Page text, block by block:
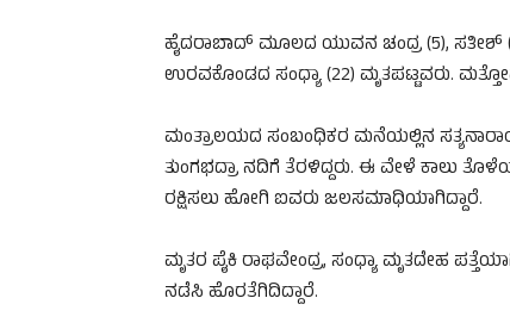
ಹೈದರಾಬಾದ್‌ ಮೂಲದ ಯುವನ ಚಂದ್ರ (5), ಸತೀಶ್
ಉರವಕೊಂಡದ ಸಂಧ್ಯಾ (22) ಮೃತಪಟ್ಟವರು.
ಮಂತ್ರಾಲಯದ ಸಂಬಂಧಿಕರ ಮನೆಯಲ್ಲಿನ
ತುಂಗಭದ್ರಾ ನದಿಗೆ ತೆರಳಿದ್ದರು. ಈ ವೇಳೆ ಕಾಲು
ರಕ್ಷಿಸಲು ಹೋಗಿ ಐವರು ಜಲಸಮಾಧಿಯಾಗಿದ್ದಾರೆ.
ಮೃತರ ಪೈಕಿ ರಾಘವೇಂದ್ರ, ಸಂಧ್ಯಾ ಮೃತದೇಹ
ನಡೆಸಿ ಹೊರತೆಗಿದಿದ್ದಾರೆ.